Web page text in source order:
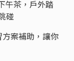
午茶，戶外踏
碰
案補助，讓你